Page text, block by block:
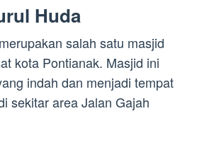
Huda
salah satu masjid
kota Pontianak. Masjid ini
indah dan menjadi tempat
sekitar area Jalan Gajah